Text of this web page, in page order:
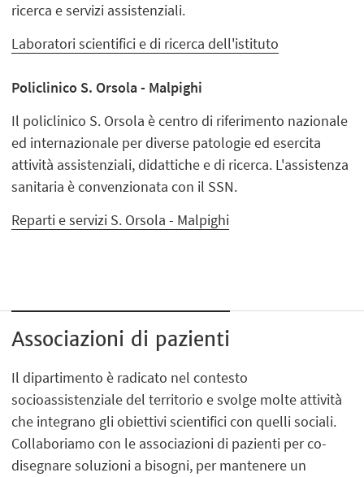
ricerca e servizi assistenziali.
Laboratori scientifici e di ricerca dell'istituto
Policlinico S. Orsola - Malpighi
Il policlinico S. Orsola è centro di riferimento nazionale
ed internazionale per diverse patologie ed esercita
attività assistenziali, didattiche e di ricerca. L'assistenza
sanitaria è convenzionata con il SSN.
Reparti e servizi S. Orsola - Malpighi
Associazioni di pazienti
Il dipartimento è radicato nel contesto
socioassistenziale del territorio e svolge molte attività
che integrano gli obiettivi scientifici con quelli sociali.
Collaboriamo con le associazioni di pazienti per co-
disegnare soluzioni a bisogni, per mantenere un